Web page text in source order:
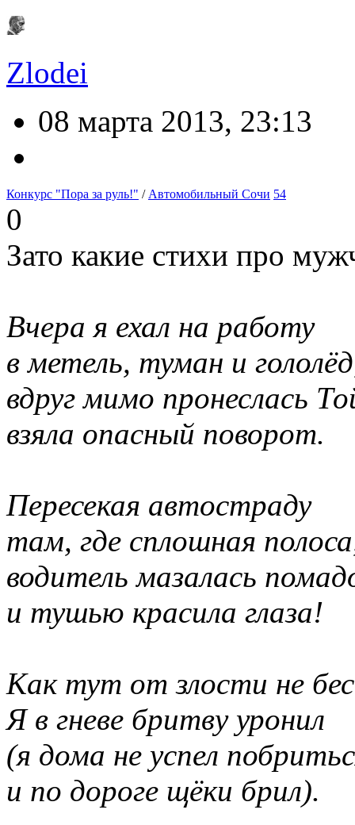
Zlodei
08 марта 2013, 23:13
Конкурс "Пора за руль!" / Автомобильный Сочи 54
0
Зато какие стихи про
Вчера я ехал на работу
в метель, туман и
вдруг мимо пронеслась
взяла опасный поворот.
Пересекая автостраду
там, где сплошная
водитель мазалась
и тушью красила глаза!
Как тут от злости не
Я в гневе бритву уронил
(я дома не успел
и по дороге щёки брил).